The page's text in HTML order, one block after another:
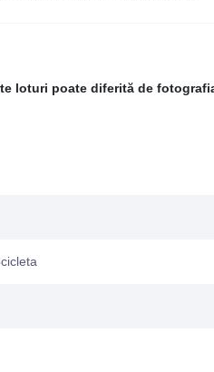
loturi poate diferită de